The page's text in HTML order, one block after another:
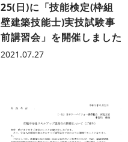
25(日)に「技能検定(枠組
壁建築技能士)実技試験事
前講習会」を開催しました
2021.07.27